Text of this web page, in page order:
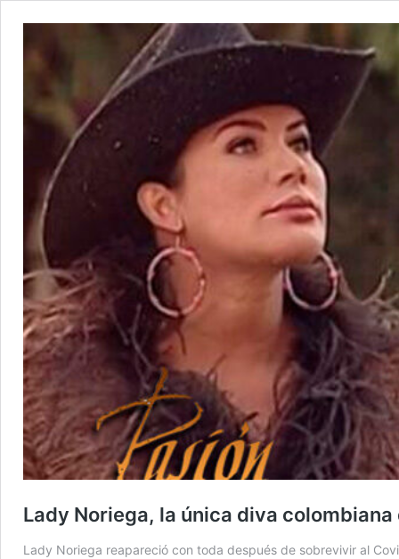
Lady Noriega, la única diva
Lady Noriega reapareció con toda después de sobrevivir al